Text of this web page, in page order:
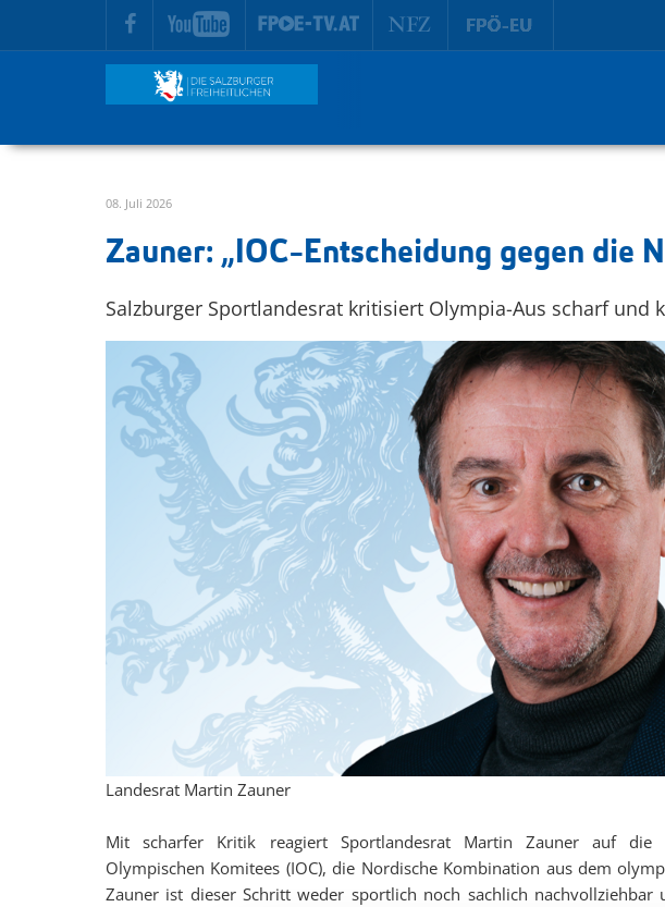
zur Hauptnavigation springen
zum Inhalt springen
08. Juli 2026
Zauner: „IOC-Entscheidung gegen die
Salzburger Sportlandesrat kritisiert Olympia-Aus scharf
Landesrat Martin Zauner
Mit scharfer Kritik reagiert Sportlandesrat Martin Zauner auf die
Olympischen Komitees (IOC), die Nordische Kombination aus dem
Zauner ist dieser Schritt weder sportlich noch sachlich nachvollziehbar